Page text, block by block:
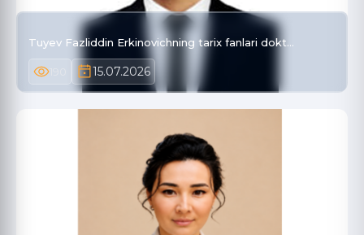
Tuyev Fazliddin Erkinovichning tarix fanlari dokt…
15.07.2026